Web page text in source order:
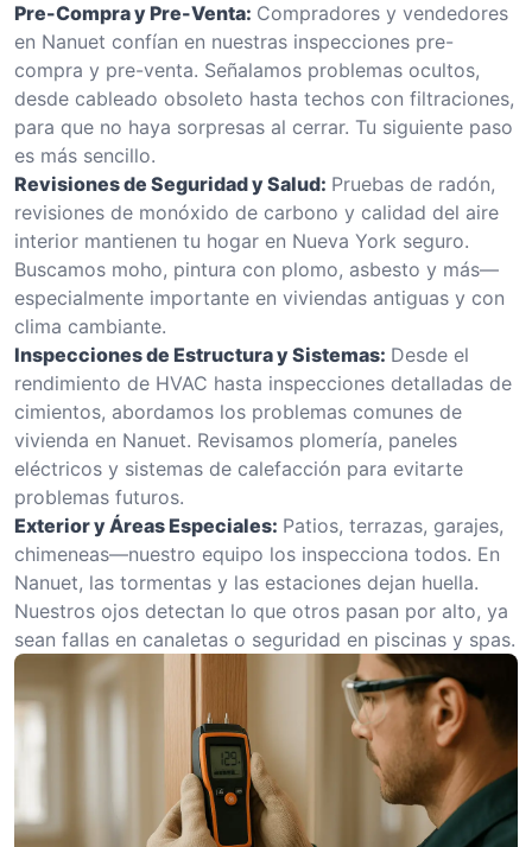
Pre-Compra y Pre-Venta: Compradores y vendedores
en Nanuet confían en nuestras inspecciones pre-
compra y pre-venta. Señalamos problemas ocultos,
desde cableado obsoleto hasta techos con filtraciones,
para que no haya sorpresas al cerrar. Tu siguiente paso
es más sencillo.
Revisiones de Seguridad y Salud: Pruebas de radón,
revisiones de monóxido de carbono y calidad del aire
interior mantienen tu hogar en Nueva York seguro.
Buscamos moho, pintura con plomo, asbesto y más—
especialmente importante en viviendas antiguas y con
clima cambiante.
Inspecciones de Estructura y Sistemas: Desde el
rendimiento de HVAC hasta inspecciones detalladas de
cimientos, abordamos los problemas comunes de
vivienda en Nanuet. Revisamos plomería, paneles
eléctricos y sistemas de calefacción para evitarte
problemas futuros.
Exterior y Áreas Especiales: Patios, terrazas, garajes,
chimeneas—nuestro equipo los inspecciona todos. En
Nanuet, las tormentas y las estaciones dejan huella.
Nuestros ojos detectan lo que otros pasan por alto, ya
sean fallas en canaletas o seguridad en piscinas y spas.